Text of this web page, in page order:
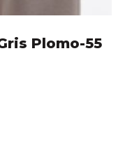
Plomo-55